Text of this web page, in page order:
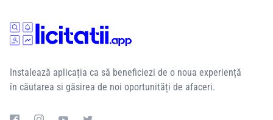
Instalează aplicația ca să beneficiezi de o noua experiență
în căutarea si găsirea de noi oportunități de afaceri.